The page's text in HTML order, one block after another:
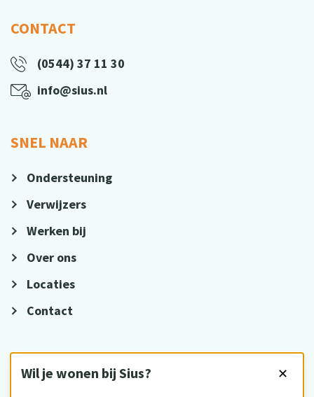
Wil je wonen bij Sius? ✕
CONTACT
(0544) 37 11 30
info@sius.nl
SNEL NAAR
Ondersteuning
Verwijzers
Werken bij
Over ons
Locaties
Contact